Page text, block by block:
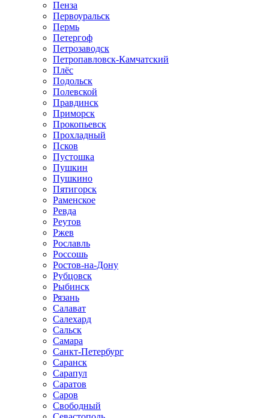
Пенза
Первоуральск
Пермь
Петергоф
Петрозаводск
Петропавловск-Камчатский
Плёс
Подольск
Полевской
Правдинск
Приморск
Прокопьевск
Прохладный
Псков
Пустошка
Пушкин
Пушкино
Пятигорск
Раменское
Ревда
Реутов
Ржев
Рославль
Россошь
Ростов-на-Дону
Рубцовск
Рыбинск
Рязань
Салават
Салехард
Сальск
Самара
Санкт-Петербург
Саранск
Сарапул
Саратов
Саров
Свободный